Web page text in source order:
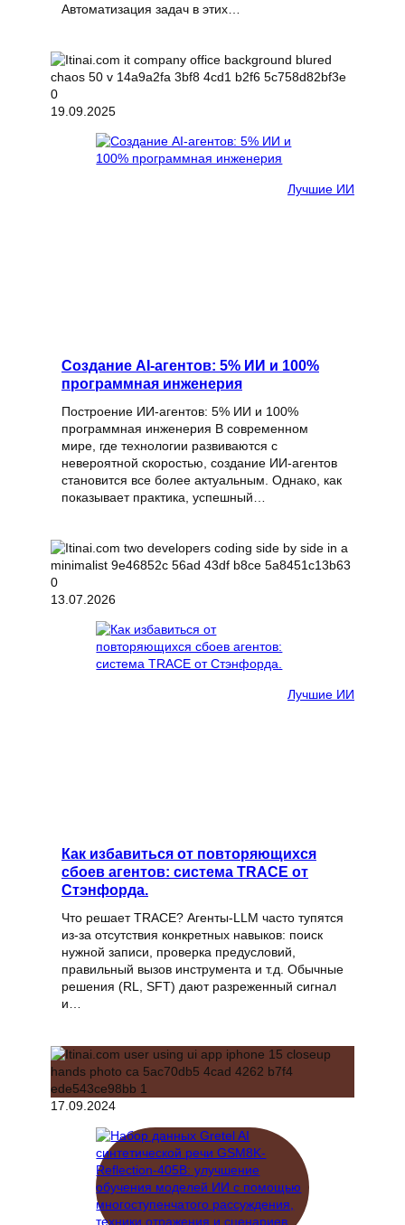
Автоматизация задач в этих…
19.09.2025
Лучшие ИИ
Создание AI-агентов: 5% ИИ и 100%
программная инженерия
Построение ИИ-агентов: 5% ИИ и 100%
программная инженерия В современном
мире, где технологии развиваются с
невероятной скоростью, создание ИИ-агентов
становится все более актуальным. Однако, как
показывает практика, успешный…
13.07.2026
Лучшие ИИ
Как избавиться от повторяющихся
сбоев агентов: система TRACE от
Стэнфорда.
Что решает TRACE? Агенты‑LLM часто тупятся
из‑за отсутствия конкретных навыков: поиск
нужной записи, проверка предусловий,
правильный вызов инструмента и т.д. Обычные
решения (RL, SFT) дают разреженный сигнал
и…
17.09.2024